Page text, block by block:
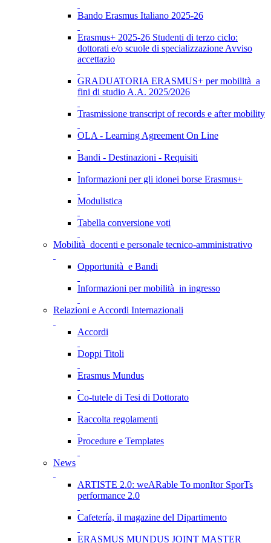
Bando Erasmus Italiano 2025-26
Erasmus+ 2025-26 Studenti di terzo ciclo:
dottorati e/o scuole di specializzazione Avviso
accettazio
GRADUATORIA ERASMUS+ per mobilità a
fini di studio A.A. 2025/2026
Trasmissione transcript of records e after mobility
OLA - Learning Agreement On Line
Bandi - Destinazioni - Requisiti
Informazioni per gli idonei borse Erasmus+
Modulistica
Tabella conversione voti
Mobilità docenti e personale tecnico-amministrativo
Opportunità e Bandi
Informazioni per mobilità in ingresso
Relazioni e Accordi Internazionali
Accordi
Doppi Titoli
Erasmus Mundus
Co-tutele di Tesi di Dottorato
Raccolta regolamenti
Procedure e Templates
News
ARTISTE 2.0: weARable To monItor SporTs
performance 2.0
Cafetería, il magazine del Dipartimento
ERASMUS MUNDUS JOINT MASTER